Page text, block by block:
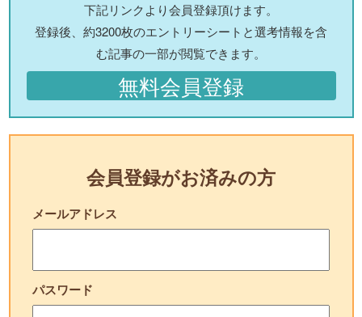
下記リンクより会員登録頂けます。
登録後、約3200枚のエントリーシートと選考情報を含
む記事の一部が閲覧できます。
無料会員登録
会員登録がお済みの方
メールアドレス
パスワード